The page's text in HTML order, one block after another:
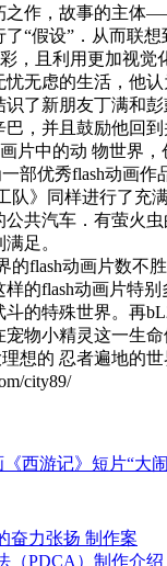
之作，故事的主体
“假设”．从而联
，且利用更加视
无虑的生活，他
了新朋友丁满和
，并且鼓励他回
片中的动 物世界
部优秀flash动画作
队》同样进行了
共汽车．有萤火
足。
的flash动画片数
的flash动画片特
的特殊世界。再
物小精灵这一生
想的 忍者遍地的
city89/
《西游记》短片“大
奋力张扬 制作案
（PDCA）制作介绍